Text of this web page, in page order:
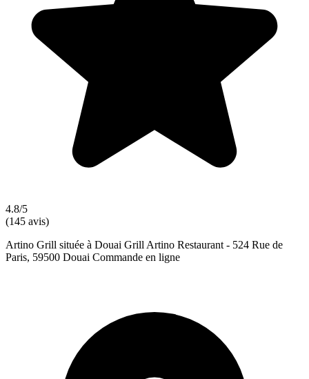
4.8/5
(145 avis)
Artino Grill située à Douai Grill Artino Restaurant - 524 Rue de
Paris, 59500 Douai Commande en ligne